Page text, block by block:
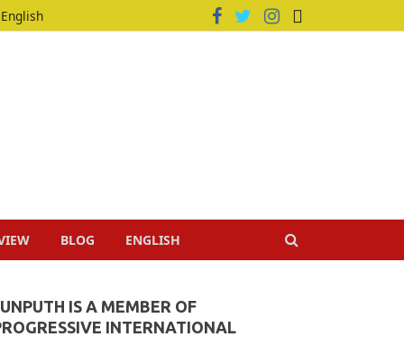
English
BLOG ENGLISH
IS A MEMBER OF
INTERNATIONAL